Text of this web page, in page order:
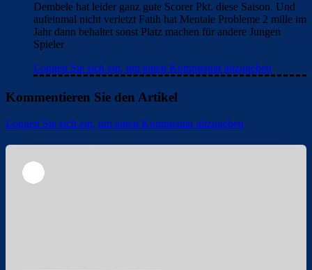
Dembele hat leider ganz gute Scorer Pkt. diese Saison. Und
aufeinmal nicht verletzt Fatih hat Mentale Probleme 2 mille im
Jahr dann behaltet sonst Platz machen für andere Jungen
Spieler
Loggen Sie sich ein, um einen Kommentar abzugeben
Kommentieren Sie den Artikel
Loggen Sie sich ein, um einen Kommentar abzugeben